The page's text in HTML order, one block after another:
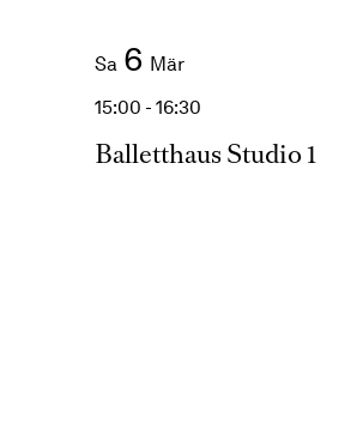
Sa 6 Mär
15:00 - 16:30
Balletthaus Studio 1